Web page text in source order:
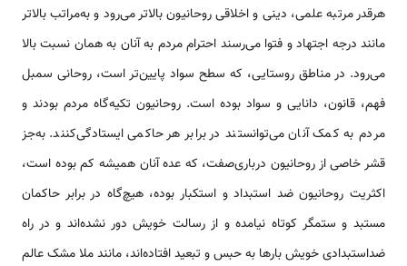
هرقدر مرتبه علمی، دینی و اخلاقی روحانیون بالاتر می‌رود و به‌مراتب بالاتر
مانند درجه اجتهاد و فتوا می‌رسند احترام مردم به آنان به همان نسبت بالا
می‌رود. در مناطق روستایی، که سطح سواد پایین‌تر است، روحانی سمبل
فهم، قانون، دانایی و سواد بوده است. روحانیون تکیه‌گاه مردم بودند و
مردم به کمک آنان می‌توانستند در برابر هر حاکمی ایستادگی‌کنند. به‌جز
قشر خاصی از روحانیون درباری‌صفت، که عده آنان همیشه کم بوده است،
اکثریت روحانیون ضد استبداد و استکبار بوده، هیچ‌گاه در برابر حاکمان
مستبد و ستمگر کوتاه نیامده و از رسالت خویش دور نشده‌اند و در راه
ضداستبدادی خویش بارها به حبس و تبعید افتاده‌اند، مانند ملا مشک عالم